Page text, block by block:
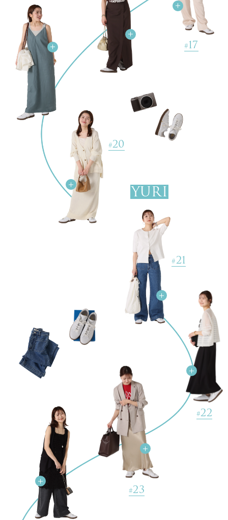
#17
#20
YURI
#21
#22
#23
USEFUL ATELIER WOODY SUNNY サングラス
￥23,100(税込)
ADIDAS / アディダス for SLOBE / 417 STANSMITH LUXスニーカ
ー
￥19,800(税込)
綿麻レギュラーシャツ
￥3,960(税込) 60%OFF
￥6,050(税込)
【Le voyage en panier/ル ヴォヤージュエンパニエ】 バケツカゴ
バッグ
￥16,500(税込)